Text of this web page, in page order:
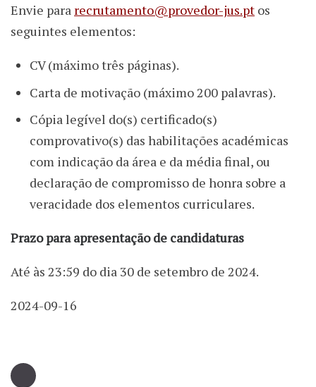
Envie para recrutamento@provedor-jus.pt os
seguintes elementos:
CV (máximo três páginas).
Carta de motivação (máximo 200 palavras).
Cópia legível do(s) certificado(s)
comprovativo(s) das habilitações académicas
com indicação da área e da média final, ou
declaração de compromisso de honra sobre a
veracidade dos elementos curriculares.
Prazo para apresentação de candidaturas
Até às 23:59 do dia 30 de setembro de 2024.
2024-09-16